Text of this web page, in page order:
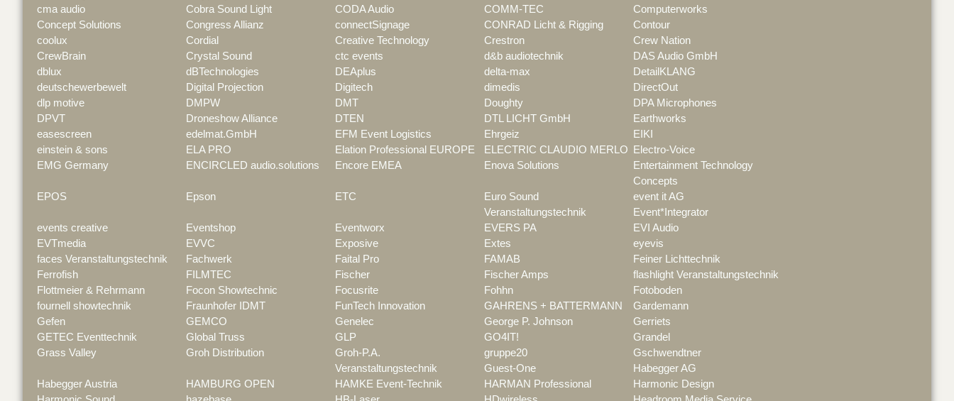
cma audio
Cobra Sound Light CODA Audio COMM-TEC
Computerworks
Concept Solutions
Congress Allianz connectSignage CONRAD Licht & Rigging
Contour
coolux
Cordial Creative Technology Crestron
Crew Nation
CrewBrain
Crystal Sound ctc events d&b audiotechnik
DAS Audio GmbH
dblux
dBTechnologies DEAplus delta-max
DetailKLANG
deutschewerbewelt
Digital Projection Digitech dimedis
DirectOut
dlp motive
DMPW DMT Doughty
DPA Microphones
DPVT
Droneshow Alliance DTEN DTL LICHT GmbH
Earthworks
easescreen
edelmat.GmbH EFM Event Logistics Ehrgeiz
EIKI
einstein & sons
ELA PRO Elation Professional EUROPE ELECTRIC CLAUDIO MERLO
Electro-Voice
EMG Germany
ENCIRCLED audio.solutions Encore EMEA Enova Solutions
Entertainment Technology
Concepts
EPOS
Epson ETC
Euro Sound
Veranstaltungstechnik
event it AG
Event*Integrator
events creative
Eventshop Eventworx EVERS PA
EVI Audio
EVTmedia
EVVC Exposive Extes
eyevis
faces Veranstaltungstechnik
Fachwerk Faital Pro FAMAB
Feiner Lichttechnik
Ferrofish
FILMTEC Fischer Fischer Amps
flashlight Veranstaltungstechnik
Flottmeier & Rehrmann
Focon Showtechnic Focusrite Fohhn
Fotoboden
fournell showtechnik
Fraunhofer IDMT FunTech Innovation GAHRENS + BATTERMANN
Gardemann
Gefen
GEMCO Genelec George P. Johnson
Gerriets
GETEC Eventtechnik
Global Truss GLP GO4IT!
Grandel
Grass Valley
Groh Distribution
Groh-P.A.
Veranstaltungstechnik
gruppe20
Gschwendtner
Guest-One
Habegger AG
Habegger Austria
HAMBURG OPEN HAMKE Event-Technik HARMAN Professional
Harmonic Design